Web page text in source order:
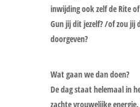
inwijding ook zelf de Rite
Gun jij dit jezelf? /of zou jij
doorgeven?
Wat gaan we dan doen?
De dag staat helemaal in
zachte vrouwelijke